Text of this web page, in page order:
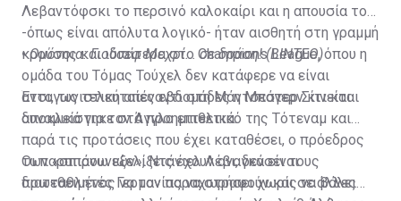
Λεβαντόφσκι το περσινό καλοκαίρι και η απουσία του
-όπως είναι απόλυτα λογικό- ήταν αισθητή στη γραμμή
κρούσης και ιδιαίτερα στο Champions League, όπου η
ομάδα του Τόμας Τούχελ δεν κατάφερε να είναι
ανταγωνιστική απέναντι στη Μάντσεστερ Σίτι και
αποκλείστηκε στα προημιτελικά.
•Ομόνοια: Γιούσεφ Μεχρί... σε δράση! (ΒΙΝΤΕΟ)
Έτσι, τις τελευταίες εβδομάδες η Μπάγερν κινείται
δυναμικά για τον Άγγλο επιθετικό της Τότεναμ και
παρά τις προτάσεις που έχει καταθέσει, ο πρόεδρος
των «σπιρουνιών», Ντάνιελ Λέβι, δεν είναι
διατεθειμένος να τον παραχωρήσει χωρίς να βάλει
Οι παραπάνω εξελίξεις έχουν αναγκάσει τους
πρωταθλητές Γερμανίας να στραφούν και σε άλλες